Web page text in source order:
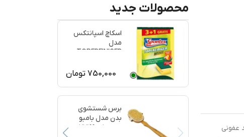
عفونی
محصولات جدید
اسکاچ اسپانتکس
مدل
TOPFREINIGER
750,000 تومان
برس شستشوی
بدن مدل بامبو
ماساژ کد 77199